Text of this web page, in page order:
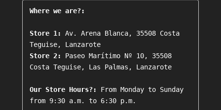
Where we are?:
Store 1:
Av. Arena Blanca, 35508 Costa
Teguise, Lanzarote
Store 2:
Paseo Marítimo Nº 10, 35508
Costa Teguise, Las Palmas, Lanzarote
Our Store Hours?:
From Monday to Sunday
from 9:30 a.m. to 6:30 p.m.